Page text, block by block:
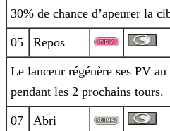
30% de chance d’apeurer la
05 Repos
Le lanceur régénère ses PV
pendant les 2 prochains tours.
07 Abri